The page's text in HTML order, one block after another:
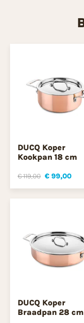
DUCQ Koper
Kookpan 18 cm
€ 119,00 € 99,00
DUCQ Koper
Braadpan 28 cm